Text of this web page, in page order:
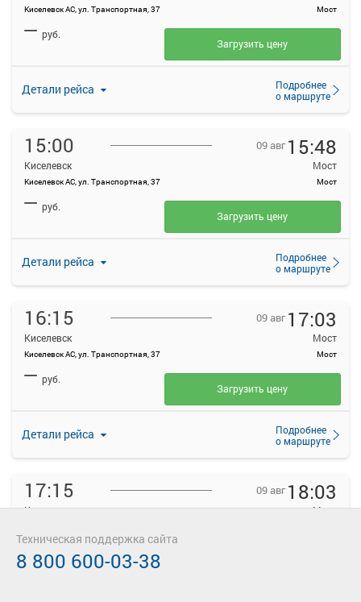
Киселевск АС, ул. Транспортная, 37 Мост
Детали рейса
Подробнее
о маршруте
— руб.
Загрузить цену
15:00
Киселевск
Киселевск АС, ул. Транспортная, 37
09 авг 15:48
Мост
Мост
Детали рейса
Подробнее
о маршруте
— руб.
Загрузить цену
16:15
Киселевск
Киселевск АС, ул. Транспортная, 37
09 авг 17:03
Мост
Мост
Детали рейса
Подробнее
о маршруте
— руб.
Загрузить цену
17:15
Киселевск
09 авг 18:03
Мост
—
Техническая поддержка сайта
8 800 600-03-38